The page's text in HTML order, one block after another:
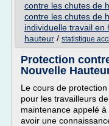
contre les chutes de
contre les chutes de
individuelle travail en
hauteur / statistique
Protection
Nouvelle
Le cours de
pour les travailleurs
maintenance appelé
avoir une